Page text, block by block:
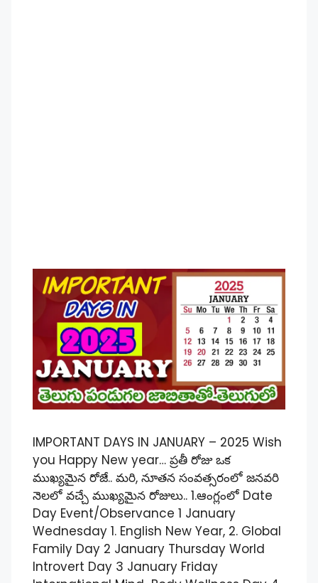
IMPORTANT DAYS IN JANUARY – 2025 Wish
you Happy New year… ప్రతీ రోజు ఒక
ముఖ్యమైన రోజే.. మరి, నూతన సంవత్సరంలో జనవరి
నెలలో వచ్చే ముఖ్యమైన రోజులు.. 1.ఆంగ్లంలో Date
Day Event/Observance 1 January
Wednesday 1. English New Year, 2. Global
Family Day 2 January Thursday World
Introvert Day 3 January Friday